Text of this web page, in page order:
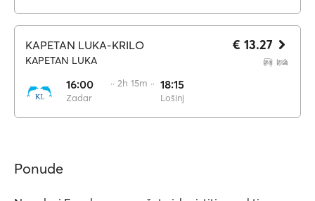
KAPETAN LUKA-KRILO
KAPETAN LUKA
16:00
Zadar
·· 2h 15m ·· 18:15
Lošinj
€ 13.27
Ponude